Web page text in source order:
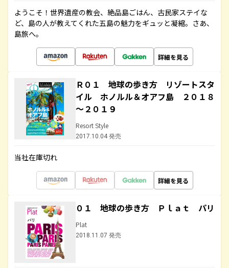
ようこそ！世界遺産の教会、絶品島ごはん、古民家ステイな
ど、島の人が教えてくれた五島の魅力をギュッと凝縮。さあ、
島旅へ。
詳細を見る
Ｒ０１ 地球の歩き方 リゾートスタ
イル ホノルル＆オアフ島 ２０１８
～２０１９
Resort Style
2017.10.04 発売
当社在庫切れ
詳細を見る
０１ 地球の歩き方 Ｐｌａｔ パリ
Plat
2018.11.07 発売